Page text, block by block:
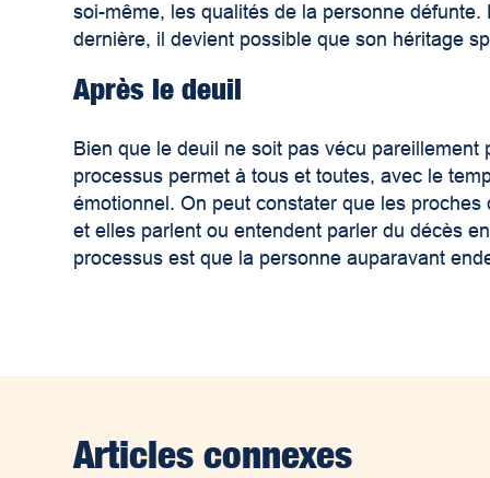
soi-même, les qualités de la personne
dernière, il devient possible que son héritage
Après le deuil
Bien que le deuil ne soit pas vécu
processus permet à tous et toutes, avec le
émotionnel. On peut constater que les
et elles parlent ou entendent parler du décès
processus est que la personne auparavant
Articles connexes